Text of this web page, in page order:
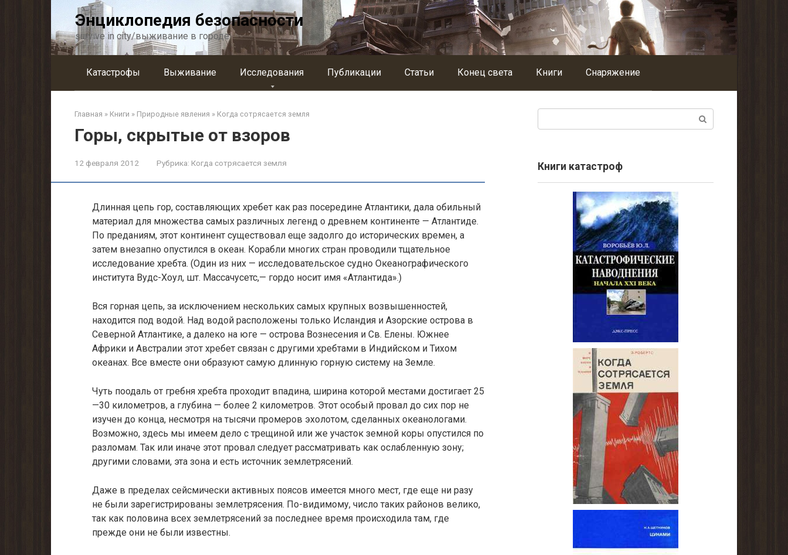
Энциклопедия безопасности
survive in city/выживание в городе
Катастрофы Выживание Исследования Публикации Статьи Конец света Книги Снаряжение
Главная » Книги » Природные явления » Когда сотрясается земля
Горы, скрытые от взоров
12 февраля 2012 Рубрика: Когда сотрясается земля
Длинная цепь гор, составляющих хребет как раз по­середине Атлантики, дала обильный
материал для множе­ства самых различных легенд о древнем континенте — Атлантиде.
По преданиям, этот континент существовал еще задолго до исторических времен, а
затем внезапно опустился в океан. Корабли многих стран проводили тщательное
исследование хребта. (Один из них — иссле­довательское судно Океанографического
института Вудс-Хоул, шт. Массачусетс,— гордо носит имя «Атлантида».)
Вся горная цепь, за исключением нескольких самых крупных возвышенностей,
находится под водой. Над во­дой расположены только Исландия и Азорские острова в
Северной Атлантике, а далеко на юге — острова Воз­несения и Св. Елены. Южнее
Африки и Австралии этот хребет связан с другими хребтами в Индийском и Тихом
океанах. Все вместе они образуют самую длинную горную систему на Земле.
Чуть поодаль от гребня хребта проходит впадина, ширина которой местами достигает 25
—30 километров, а глубина — более 2 километров. Этот особый провал до сих пор не
изучен до конца, несмотря на тысячи проме­ров эхолотом, сделанных океанологами.
Возможно, здесь мы имеем дело с трещиной или же участок земной коры опустился по
разломам. Так или иначе этот провал сле­дует рассматривать как ослабленную зону;
другими сло­вами, эта зона и есть источник землетрясений.
Даже в пределах сейсмически активных поясов име­ется много мест, где еще ни разу
не были зарегистриро­ваны землетрясения. По-видимому, число таких районов велико,
так как половина всех землетрясений за послед­нее время происходила там, где
прежде они не были известны.
Книги катастроф